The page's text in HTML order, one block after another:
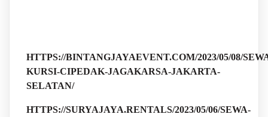
HTTPS://BINTANGJAYAEVENT.COM/2023/05/08/
KURSI-CIPEDAK-JAGAKARSA-JAKARTA-
SELATAN/
HTTPS://SURYAJAYA.RENTALS/2023/05/06/SEWA-